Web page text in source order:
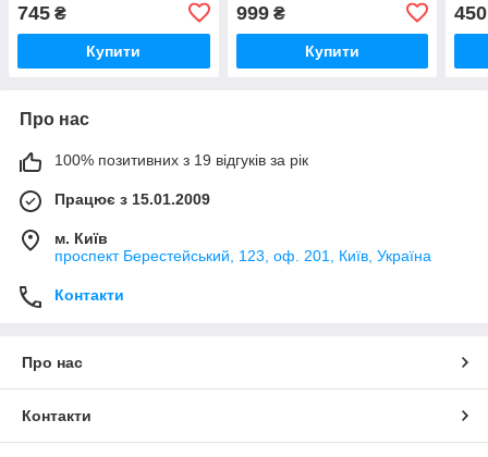
745 ₴
Купити
999₴
Купити
450
Про нас
100% позитивних з 19 відгуків за рік
Працює з 15.01.2009
м. Київ
проспект Берестейський, 123, оф. 201, Київ, Україна
Контакти
Про нас
Контакти